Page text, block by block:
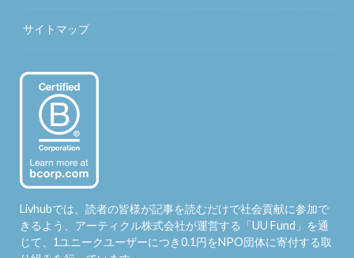
サイトマップ
Livhubでは、読者の皆様が記事を読むだけで社会貢献に参加で
きるよう、アーティクル株式会社が運営する「UU Fund 」を通
じて、1ユニークユーザーにつき0.1円をNPO団体に寄付する取